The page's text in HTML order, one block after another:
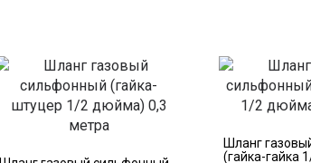
Шланг
(гайка-гайка